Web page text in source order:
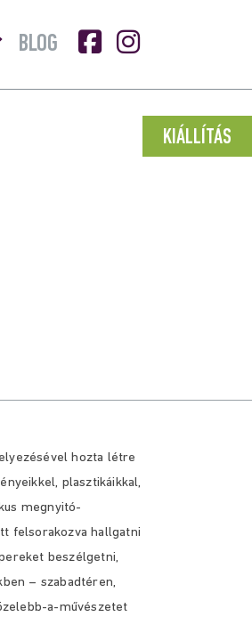
Menü
BLOG
KIÁLLÍTÁS
hozta létre
plasztikáikkal,
megnyitó-
felsorakozva hallgatni
beszélgetni,
– szabadtéren,
a-művészetet